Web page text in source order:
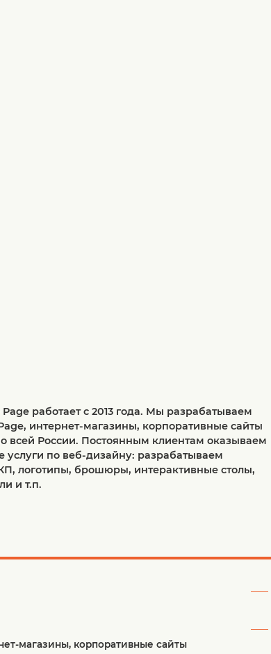
работает с 2013 года. Мы разрабатываем
интернет-магазины, корпоративные сайты
всей России. Постоянным клиентам оказываем
услуги по веб-дизайну: разрабатываем
логотипы, брошюры, интерактивные столы,
и т.п.
магазины, корпоративные сайты